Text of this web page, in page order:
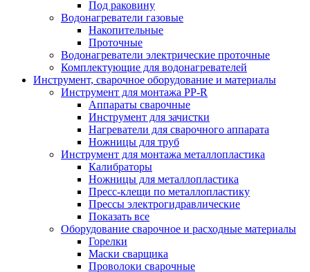
Под раковину
Водонагреватели газовые
Накопительные
Проточные
Водонагреватели электрические проточные
Комплектующие для водонагревателей
Инструмент, сварочное оборудование и материалы
Инструмент для монтажа PP-R
Аппараты сварочные
Инструмент для зачистки
Нагреватели для сварочного аппарата
Ножницы для труб
Инструмент для монтажа металлопластика
Калибраторы
Ножницы для металлопластика
Пресс-клещи по металлопластику
Прессы электрогидравлические
Показать все
Оборудование сварочное и расходные материалы
Горелки
Маски сварщика
Проволоки сварочные